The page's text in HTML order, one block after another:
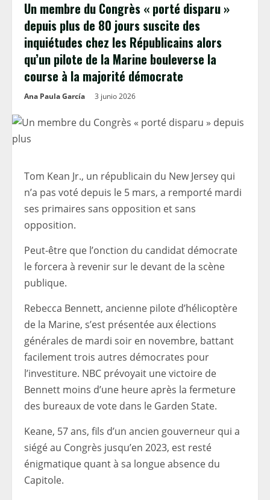
Un membre du Congrès « porté disparu »
depuis plus de 80 jours suscite des
inquiétudes chez les Républicains alors
qu’un pilote de la Marine bouleverse la
course à la majorité démocrate
Ana Paula García 3 junio 2026
Tom Kean Jr., un républicain du New Jersey qui
n’a pas voté depuis le 5 mars, a remporté mardi
ses primaires sans opposition et sans
opposition.
Peut-être que l’onction du candidat démocrate
le forcera à revenir sur le devant de la scène
publique.
Rebecca Bennett, ancienne pilote d’hélicoptère
de la Marine, s’est présentée aux élections
générales de mardi soir en novembre, battant
facilement trois autres démocrates pour
l’investiture. NBC prévoyait une victoire de
Bennett moins d’une heure après la fermeture
des bureaux de vote dans le Garden State.
Keane, 57 ans, fils d’un ancien gouverneur qui a
siégé au Congrès jusqu’en 2023, est resté
énigmatique quant à sa longue absence du
Capitole.